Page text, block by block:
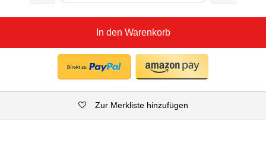
In den Warenkorb
Zur Merkliste hinzufügen